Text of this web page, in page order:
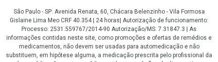
São Paulo - SP: Avenida Renata, 60, Chácara Belenzinho - Vila Formosa
Gislaine Lima Meo CRF 40.354 | 24 horas| Autorização de funcionamento:
Processo: 2531.559767/2014-90 Autorização/MS: 7.31847.3 | As
informações contidas neste site, como promoções e ofertas de remédios e
medicamentos, não devem ser usadas para automedicação e não
substituem, em hipótese alguma, a medicação prescrita pelo profissional da